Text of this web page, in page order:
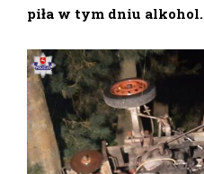
piła w tym dniu alkohol.